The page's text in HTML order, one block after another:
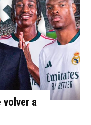
volver a